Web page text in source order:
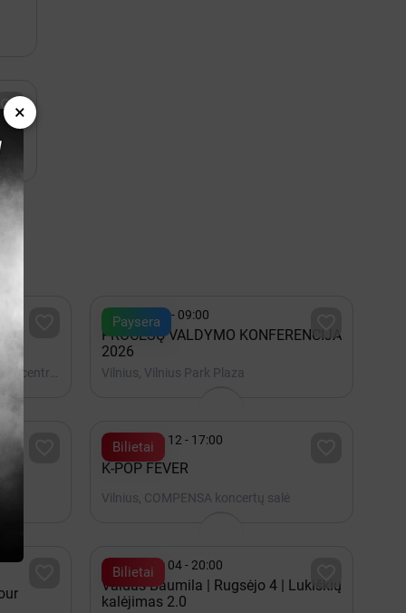
Paysera 
Spalis 22 - 09:00
PROCESŲ VALDYMO KONFERENCIJA
2026
Vilnius, Vilnius Park Plaza
Bilietai
Rugsėjis 12 - 17:00
K-POP FEVER
Vilnius, COMPENSA koncertų salė
Bilietai 
Rugsėjis 04 - 20:00
Vaidas Baumila | Rugsėjo 4 | Lukiškių
kalėjimas 2.0
×